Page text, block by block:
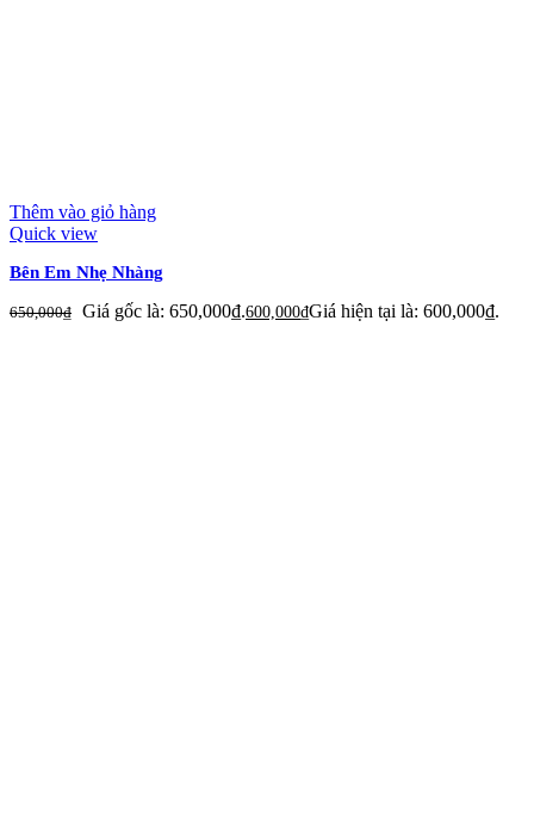
Thêm vào giỏ hàng
Quick view
Bên Em Nhẹ Nhàng
650,000₫ Giá gốc là: 650,000₫.600,000₫Giá hiện tại là: 600,000₫.